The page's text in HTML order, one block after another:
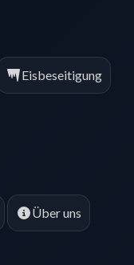
Eisbeseitigung
Über uns